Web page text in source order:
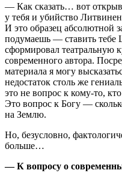
— Как сказать… вот
у тебя и убийство
И это образец абсолютной
подумаешь — ставить тебе
сформировал театральную
современного автора.
материала я могу
недостаток столь же
это не вопрос к кому-то,
Это вопрос к Богу —
на Землю.
Но, безусловно,
больше…
— К вопросу о